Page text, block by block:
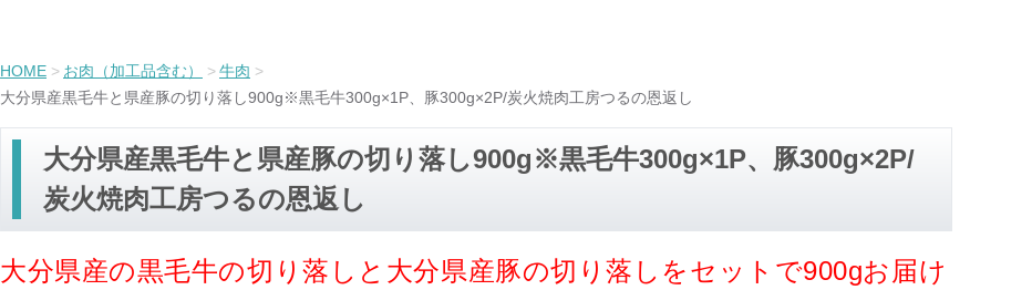
HOME お肉（加工品含む）
牛肉
大分県産黒毛牛と県産豚の切り落し900g※黒毛牛300g×1P、豚300g×2P/炭火焼肉工房つるの恩返し
大分県産黒毛牛と県産豚の切り落し900g※黒毛牛300g×1P、豚300g×2P/
炭火焼肉工房つるの恩返し
大分県産の黒毛牛の切り落しと大分県産豚の切り落しをセットで900gお届け